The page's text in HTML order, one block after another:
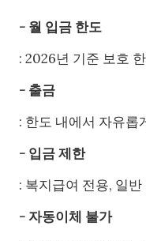
- 월 입금 한도
: 2026년 기준 보호
- 출금
: 한도 내에서 자유롭
- 입금 제한
: 복지급여 전용, 일
- 자동이체 불가